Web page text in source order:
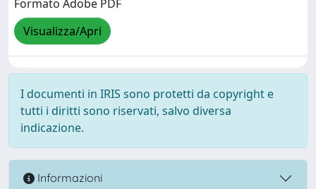
Formato Adobe PDF
Visualizza/Apri
I documenti in IRIS sono protetti da copyright e
tutti i diritti sono riservati, salvo diversa
indicazione.
Informazioni